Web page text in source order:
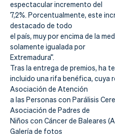
espectacular incremento del
7,2%. Porcentualmente, este
destacado de todo
el país, muy por encima de la
solamente igualada por
Extremadura”.
Tras la entrega de premios, ha
incluido una rifa benéfica, cuya
Asociación de Atención
a las Personas con Parálisis
Asociación de Padres de
Niños con Cáncer de Baleares
Galería de fotos